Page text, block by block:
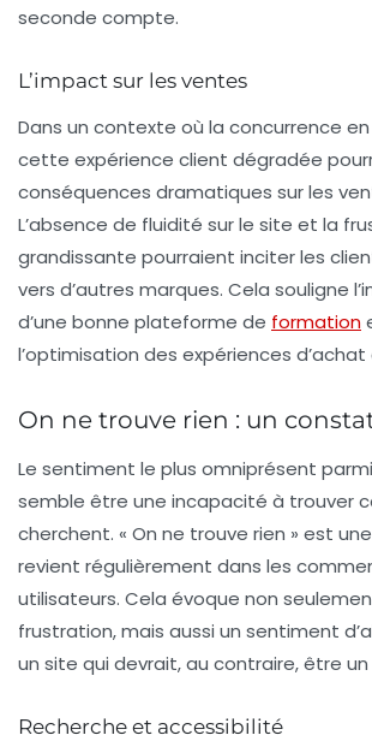
seconde compte.
L’impact sur les ventes
Dans un contexte où la concurrence
cette expérience client dégradée
conséquences dramatiques sur les
L’absence de fluidité sur le site et la
grandissante pourraient inciter les
vers d’autres marques. Cela souligne
d’une bonne plateforme de formation
l’optimisation des expériences d’achat
On ne trouve rien : un
Le sentiment le plus omniprésent
semble être une incapacité à trouver
cherchent. « On ne trouve rien » est
revient régulièrement dans les
utilisateurs. Cela évoque non
frustration, mais aussi un sentiment
un site qui devrait, au contraire, être
Recherche et accessibilité